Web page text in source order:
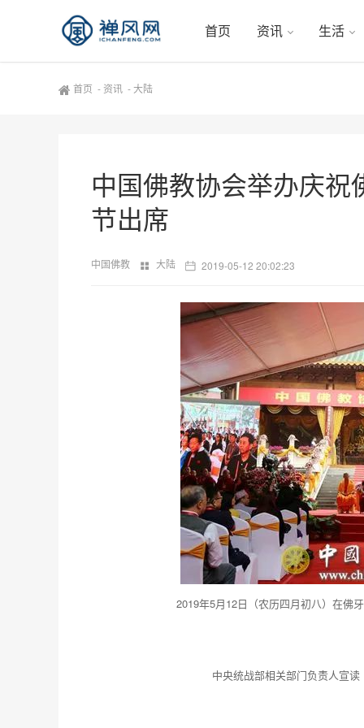
首页 资讯 生活
首页 - 资讯 -大陆
中国佛教协会举办庆
节出席
中国佛教 大陆 2019-05-12 20:02:23
2019年5月12日（农历四月初八）在
中央统战部相关部门负责人宣